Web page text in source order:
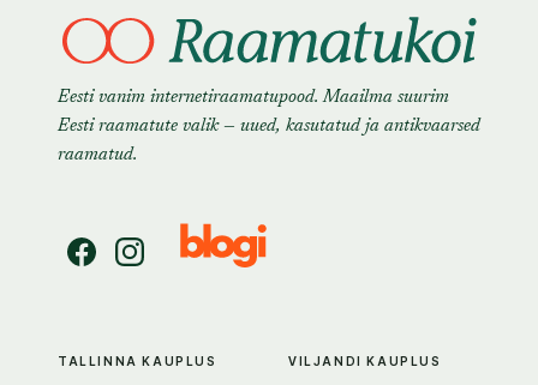
Eesti vanim internetiraamatupood. Maailma suurim
Eesti raamatute valik — uued, kasutatud ja antikvaarsed
raamatud.
TALLINNA KAUPLUS VILJANDI KAUPLUS